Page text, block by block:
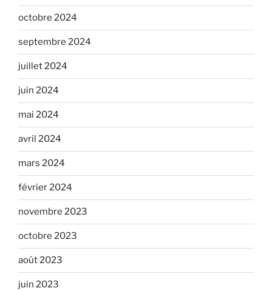
octobre 2024
septembre 2024
juillet 2024
juin 2024
mai 2024
avril 2024
mars 2024
février 2024
novembre 2023
octobre 2023
août 2023
juin 2023